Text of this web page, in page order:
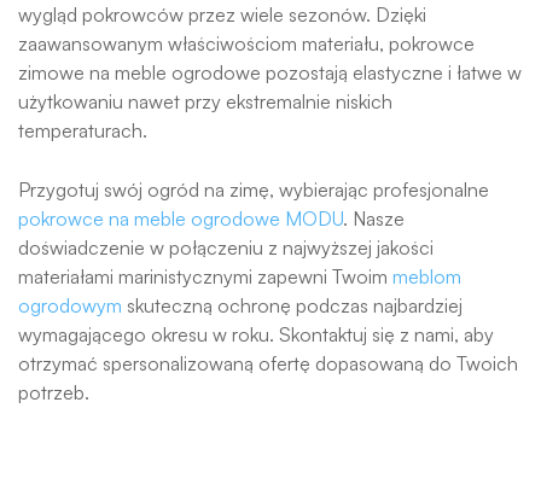
wygląd pokrowców przez wiele sezonów. Dzięki
zaawansowanym właściwościom materiału, pokrowce
zimowe na meble ogrodowe pozostają elastyczne i łatwe w
użytkowaniu nawet przy ekstremalnie niskich
temperaturach.
Przygotuj swój ogród na zimę, wybierając profesjonalne
pokrowce na meble ogrodowe MODU. Nasze
doświadczenie w połączeniu z najwyższej jakości
materiałami marinistycznymi zapewni Twoim meblom
ogrodowym skuteczną ochronę podczas najbardziej
wymagającego okresu w roku. Skontaktuj się z nami, aby
otrzymać spersonalizowaną ofertę dopasowaną do Twoich
potrzeb.